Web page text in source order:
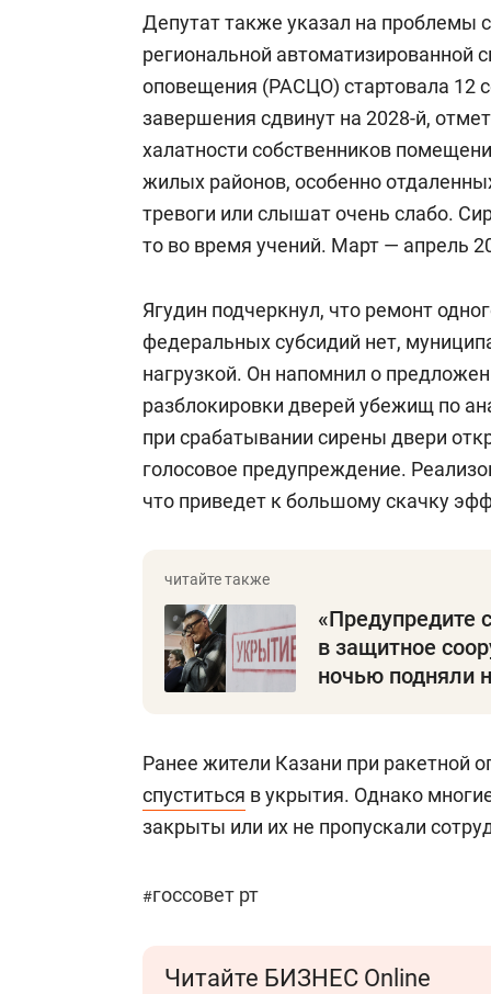
Депутат также указал на проблемы
региональной автоматизированной
оповещения (РАСЦО) стартовала 12
завершения сдвинут на 2028-й,
халатности собственников
жилых районов, особенно
тревоги или слышат очень слабо.
то во время учений. Март — апрель
Ягудин подчеркнул, что ремонт
федеральных субсидий нет,
нагрузкой. Он напомнил о
разблокировки дверей убежищ по
при срабатывании сирены двери
голосовое предупреждение.
что приведет к большому скачку
«Предупредите
в защитное
ночью подняли
Ранее жители Казани при ракетной
спуститься в укрытия. Однако
закрыты или их не пропускали
#госсовет рт
Читайте БИЗНЕС Online